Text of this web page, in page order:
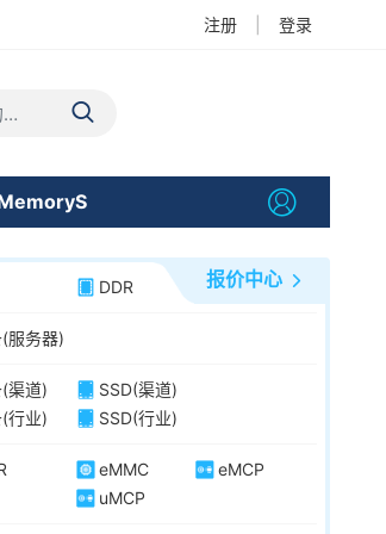
注册 登录
报价中心
DDR
服务器)
渠道)
SSD(渠道)
行业)
SSD(行业)
eMMC
eMCP
uMCP